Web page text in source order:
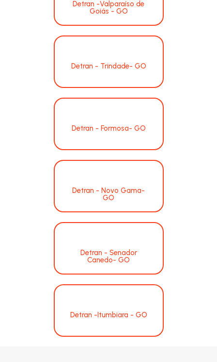
Detran -Valparaíso de
Goiás - GO
Detran - Trindade- GO
Detran - Formosa- GO
Detran - Novo Gama-
GO
Detran - Senador
Canedo- GO
Detran -Itumbiara - GO